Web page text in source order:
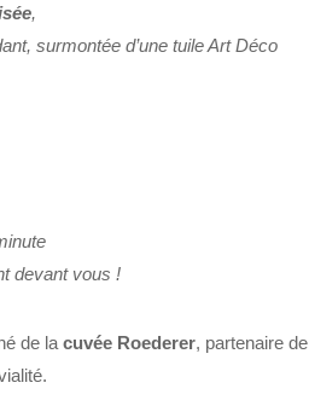
,
surmontée d’une tuile Art Déco
devant vous !
de lacuvée Roederer, partenaire de